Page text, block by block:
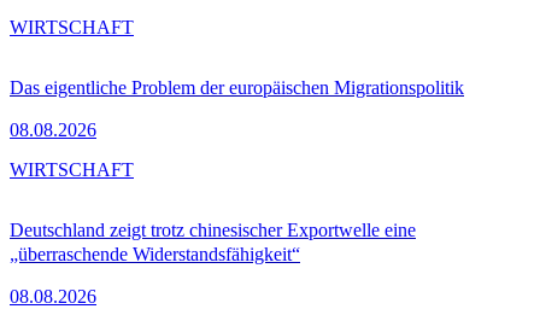
Das eigentliche Problem der europäischen Migrationspolitik
08.08.2026
WIRTSCHAFT
Deutschland zeigt trotz chinesischer Exportwelle eine
„überraschende Widerstandsfähigkeit“
08.08.2026
WIRTSCHAFT